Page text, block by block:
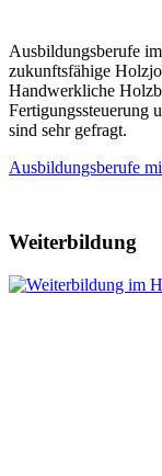
Ausbildungsberufe
zukunftsfähige
Handwerkliche
Fertigungssteuerung
sind sehr gefragt.
Ausbildungsberufe
Weiterbildung